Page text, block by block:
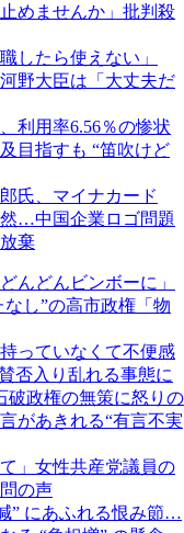
めませんか」批判殺
したら使えない」
野大臣は「大丈夫だ
利用率6.56％の惨状
目指すも “笛吹けど
氏、マイナカード
然…中国企業ロゴ問題
棄
んどんビンボーに」
し”の高市政権「物
っていなくて不便感
否入り乱れる事態に
破政権の無策に怒りの
があきれる“有言不実
」女性共産党議員の
の声
” にあふれる恨み節…